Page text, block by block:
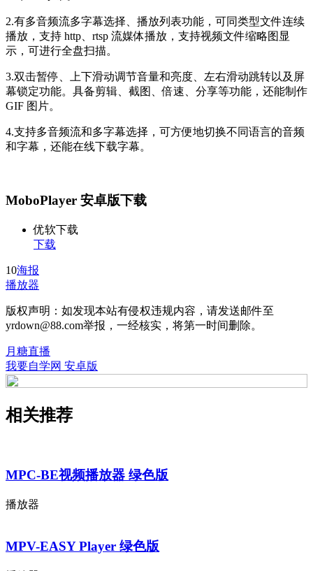
2.有多音频流多字幕选择、播放列表功能，可同类型文件连续
播放，支持 http、rtsp 流媒体播放，支持视频文件缩略图显
示，可进行全盘扫描。
3.双击暂停、上下滑动调节音量和亮度、左右滑动跳转以及屏
幕锁定功能。具备剪辑、截图、倍速、分享等功能，还能制作
GIF 图片。
4.支持多音频流和多字幕选择，可方便地切换不同语言的音频
和字幕，还能在线下载字幕。
MoboPlayer 安卓版下载
优软下载
下载
10海报
播放器
版权声明：如发现本站有侵权违规内容，请发送邮件至
yrdown@88.com举报，一经核实，将第一时间删除。
月糖直播
我要自学网 安卓版
相关推荐
MPC-BE视频播放器 绿色版
播放器
MPV-EASY Player 绿色版